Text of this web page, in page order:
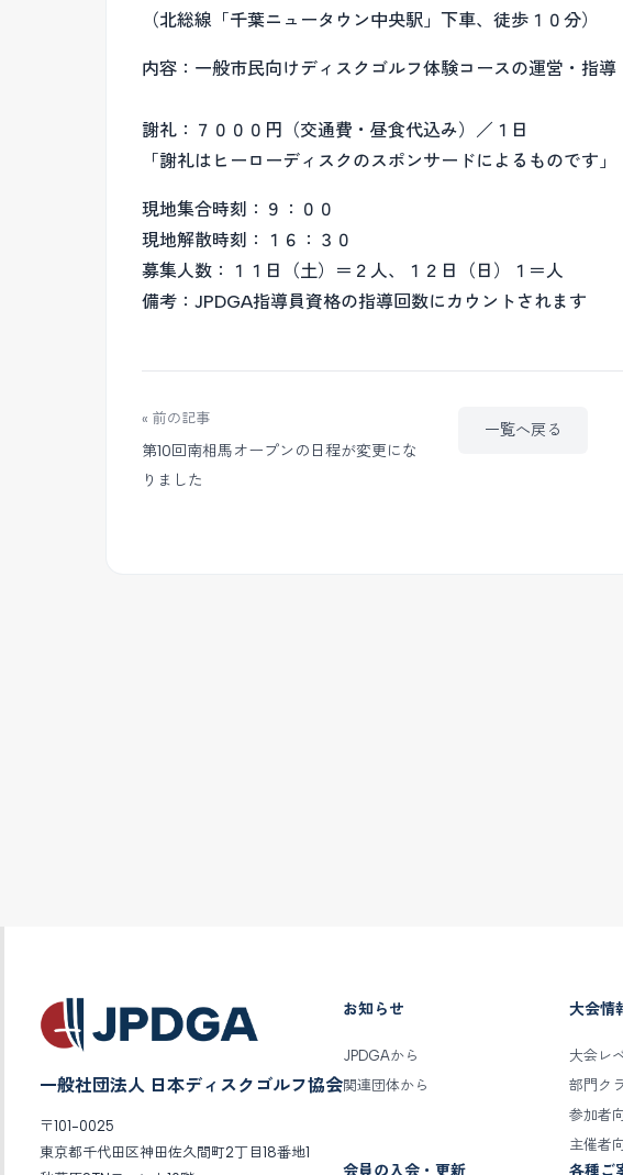
（北総線「千葉ニュータウン中央駅」下車、徒歩１０分）
内容：一般市民向けディスクゴルフ体験コースの運営・指導
謝礼：７０００円（交通費・昼食代込み）／１日
「謝礼はヒーローディスクのスポンサードによるものです」
現地集合時刻：９：００
現地解散時刻：１６：３０
募集人数：１１日（土）＝２人、１２日（日）１＝人
備考：JPDGA指導員資格の指導回数にカウントされます
« 前の記事
第10回南相馬オープンの日程が変更にな
りました
一覧へ戻る
一般社団法人 日本ディスクゴルフ協会
〒101-0025
東京都千代田区神田佐久間町2丁目18番地1
お知らせ
JPDGAから
関連団体から
大会情
大会レ
部門ク
参加者
主催者
会員の入会・更新 各種ご